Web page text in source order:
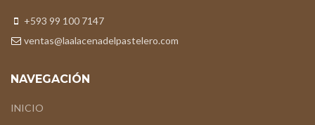
+593 99 100 7147
ventas@laalacenadelpastelero.com
NAVEGACIÓN
INICIO